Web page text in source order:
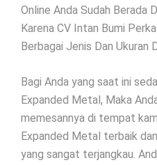
Online Anda Sudah Berada
Karena CV Intan Bumi
Berbagai Jenis Dan Ukuran
Bagi Anda yang saat ini
Expanded Metal, Maka
memesannya di tempat
Expanded Metal terbaik
yang sangat terjangkau.